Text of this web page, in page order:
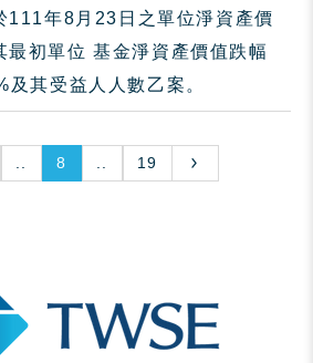
111年8月23日之單位淨資產價
最初單位 基金淨資產價值跌幅
及其受益人人數乙案。
8 19